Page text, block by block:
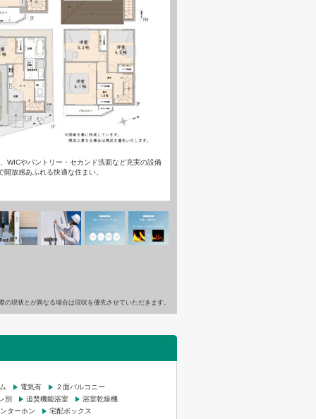
WICやパントリー・セカンド洗面など充実の設備
放感あふれる快適な住まい。
の現状とが異なる場合は現状を優先させていただきます。
電気有
２面バルコニー
別
追焚機能浴室
浴室乾燥機
ターホン
宅配ボックス